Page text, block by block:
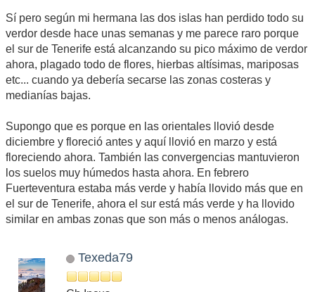
Sí pero según mi hermana las dos islas han perdido todo su
verdor desde hace unas semanas y me parece raro porque
el sur de Tenerife está alcanzando su pico máximo de verdor
ahora, plagado todo de flores, hierbas altísimas, mariposas
etc... cuando ya debería secarse las zonas costeras y
medianías bajas.
Supongo que es porque en las orientales llovió desde
diciembre y floreció antes y aquí llovió en marzo y está
floreciendo ahora. También las convergencias mantuvieron
los suelos muy húmedos hasta ahora. En febrero
Fuerteventura estaba más verde y había llovido más que en
el sur de Tenerife, ahora el sur está más verde y ha llovido
similar en ambas zonas que son más o menos análogas.
Texeda79